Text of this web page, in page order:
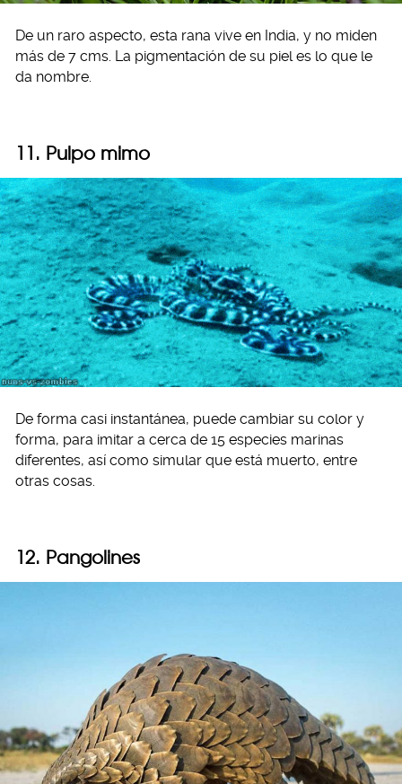
De un raro aspecto, esta rana vive en India, y no miden
más de 7 cms. La pigmentación de su piel es lo que le
da nombre.
11. Pulpo mimo
De forma casi instantánea, puede cambiar su color y
forma, para imitar a cerca de 15 especies marinas
diferentes, así como simular que está muerto, entre
otras cosas.
12. Pangolines